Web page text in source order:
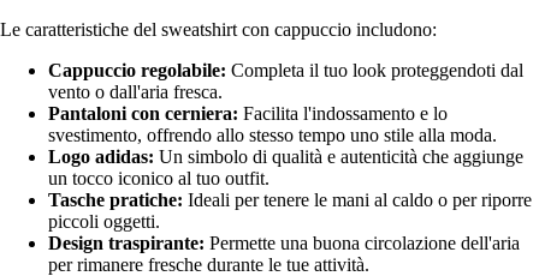
Le caratteristiche del sweatshirt con cappuccio includono:
Cappuccio regolabile: Completa il tuo look proteggendoti dal
vento o dall'aria fresca.
Pantaloni con cerniera: Facilita l'indossamento e lo
svestimento, offrendo allo stesso tempo uno stile alla moda.
Logo adidas: Un simbolo di qualità e autenticità che aggiunge
un tocco iconico al tuo outfit.
Tasche pratiche: Ideali per tenere le mani al caldo o per riporre
piccoli oggetti.
Design traspirante: Permette una buona circolazione dell'aria
per rimanere fresche durante le tue attività.